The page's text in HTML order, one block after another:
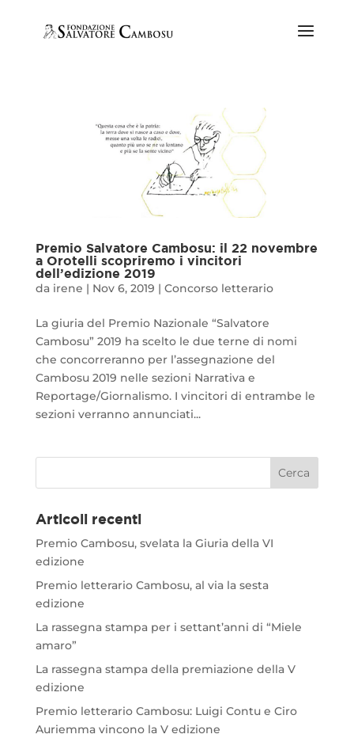
Premio Salvatore Cambosu: il 22 novembre
a Orotelli scopriremo i vincitori
dell’edizione 2019
da irene | Nov 6, 2019 | Concorso letterario
La giuria del Premio Nazionale “Salvatore
Cambosu” 2019 ha scelto le due terne di nomi
che concorreranno per l’assegnazione del
Cambosu 2019 nelle sezioni Narrativa e
Reportage/Giornalismo. I vincitori di entrambe le
sezioni verranno annunciati...
Articoli recenti
Premio Cambosu, svelata la Giuria della VI
edizione
Premio letterario Cambosu, al via la sesta
edizione
La rassegna stampa per i settant’anni di “Miele
amaro”
La rassegna stampa della premiazione della V
edizione
Premio letterario Cambosu: Luigi Contu e Ciro
Auriemma vincono la V edizione